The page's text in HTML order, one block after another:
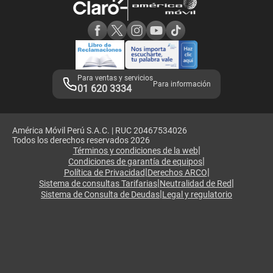
Adquirientes iPhone 6, 6S y SE
Mensaje de Seguridad
Términos y Condiciones de Tienda Claro
Libro de Reclamaciones
Legales de marketplace
Para ventas y servicios
01 620 3334 Para información
América Móvil Perú S.A.C. | RUC 20467534026
Todos los derechos reservados 2026
Términos y condiciones de la web|
Condiciones de garantía de equipos|
Política de Privacidad|Derechos ARCO|
Sistema de consultas Tarifarias|Neutralidad de Red|
Sistema de Consulta de Deudas|Legal y regulatorio